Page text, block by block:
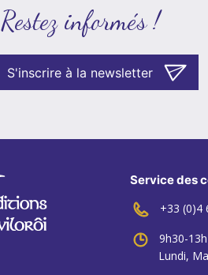
Restez informés !
S'inscrire à la newsletter
Service des
+33 (0)4
9h30-13h
Lundi,